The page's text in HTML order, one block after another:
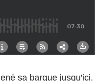
sa barque jusqu'ici.